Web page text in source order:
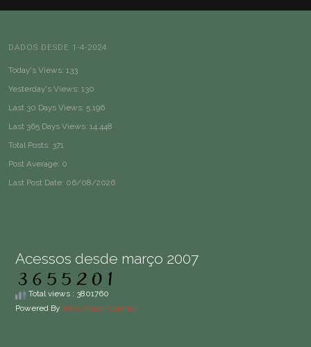
DADOS DESDE 1-4-2024
Today's Views: 133
Yesterday's Views: 130
Last 30 Days Views: 5.196
Last 365 Days Views: 14.448
Total Posts: 371
Post Average: 0
Last Post Date: 06/08/2026
Acessos desde março 2007
Total views : 3801760
Powered By WPS Visitor Counter